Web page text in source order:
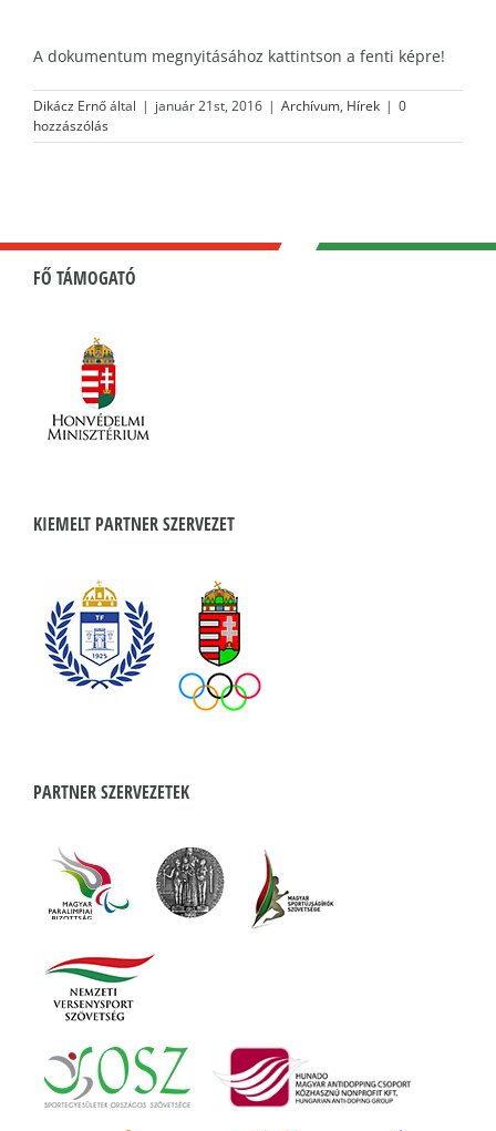
A dokumentum megnyitásához kattintson a fenti képre!
Dikácz Ernőáltal | január 21st, 2016 | Archívum, Hírek | 0
hozzászólás
FŐ TÁMOGATÓ
KIEMELT PARTNER SZERVEZET
PARTNER SZERVEZETEK